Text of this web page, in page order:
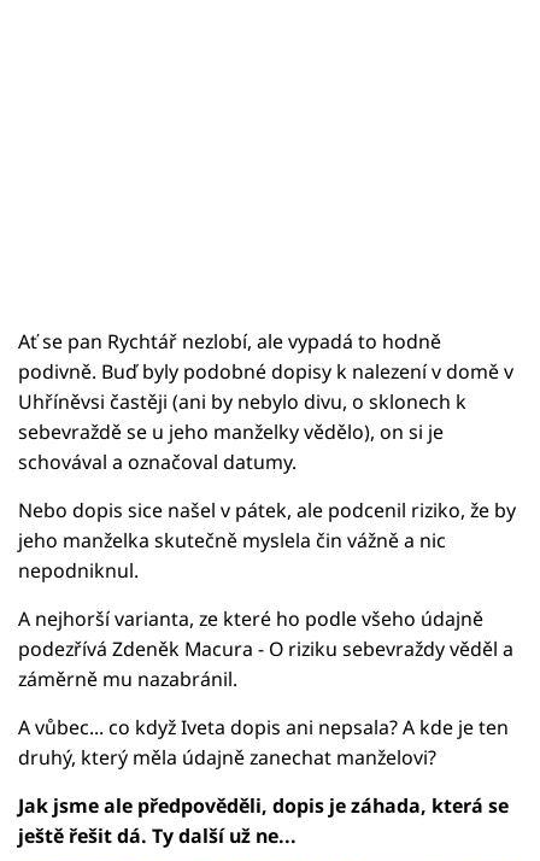
Ať se pan Rychtář nezlobí, ale vypadá to hodně
podivně. Buď byly podobné dopisy k nalezení v domě v
Uhříněvsi častěji (ani by nebylo divu, o sklonech k
sebevraždě se u jeho manželky vědělo), on si je
schovával a označoval datumy.
Nebo dopis sice našel v pátek, ale podcenil riziko, že by
jeho manželka skutečně myslela čin vážně a nic
nepodniknul.
A nejhorší varianta, ze které ho podle všeho údajně
podezřívá Zdeněk Macura - O riziku sebevraždy věděl a
záměrně mu nazabránil.
A vůbec... co když Iveta dopis ani nepsala? A kde je ten
druhý, který měla údajně zanechat manželovi?
Jak jsme ale předpověděli, dopis je záhada, která se
ještě řešit dá. Ty další už ne...